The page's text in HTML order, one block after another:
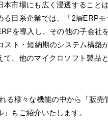
市場にも広く浸透すること
日系企業では、「2層ERP
を導入し、その他の子会社
ト・短納期のシステム構築
、他のマイクロソフト製品
る様々な機能の中から「販売
もご紹介いたします。